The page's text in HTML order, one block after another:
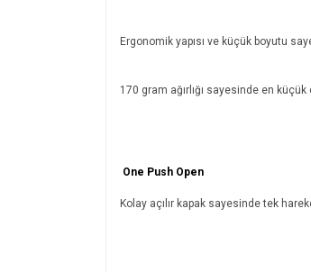
Ergonomik yapısı ve küçük boyutu
170 gram ağırlığı sayesinde en
One Push Open
Kolay açılır kapak sayesinde tek